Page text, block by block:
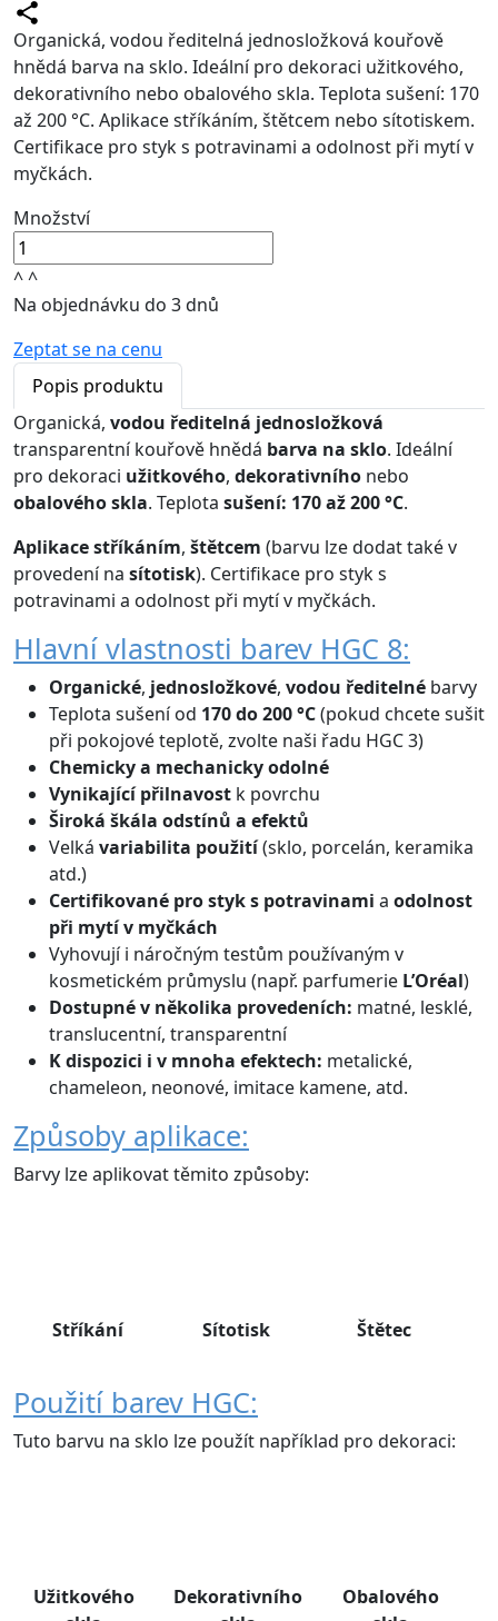
Organická, vodou ředitelná jednosložková kouřově
hnědá barva na sklo. Ideální pro dekoraci užitkového,
dekorativního nebo obalového skla. Teplota sušení: 170
až 200 °C. Aplikace stříkáním, štětcem nebo sítotiskem.
Certifikace pro styk s potravinami a odolnost při mytí v
myčkách.
Množství
^^
Na objednávku do 3 dnů
Zeptat se na cenu
Popis produktu
Organická, vodou ředitelná jednosložková
transparentní kouřově hnědá barva na sklo. Ideální
pro dekoraci užitkového, dekorativního nebo
obalového skla. Teplota sušení: 170 až 200 °C.
Aplikacestříkáním, štětcem (barvu lze dodat také v
provedení na sítotisk). Certifikace pro styk s
potravinami a odolnost při mytí v myčkách.
Hlavní vlastnosti barev HGC 8:
Organické, jednosložkové, vodou ředitelné barvy
Teplota sušení od 170 do 200 °C(pokud chcete sušit
při pokojové teplotě, zvolte naši řadu HGC 3)
Chemicky a mechanicky odolné
Vynikající přilnavost k povrchu
Široká škála odstínů a efektů
Velká variabilita použití(sklo, porcelán, keramika
atd.)
Certifikované pro styk s potravinami a odolnost
při mytí v myčkách
Vyhovují i náročným testům používaným v
kosmetickém průmyslu (např. parfumerie L’Oréal)
Dostupné v několika provedeních: matné, lesklé,
translucentní, transparentní
K dispozici i v mnoha efektech: metalické,
chameleon, neonové, imitace kamene, atd.
Způsoby aplikace:
Barvy lze aplikovat těmito způsoby:
Stříkání Sítotisk Štětec
Použití barev HGC:
Tuto barvu na sklo lze použít například pro dekoraci:
Užitkového
Dekorativního
Obalového